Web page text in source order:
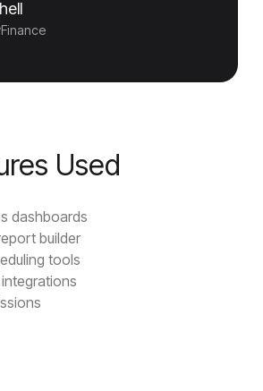
Used
dashboards
builder
tools